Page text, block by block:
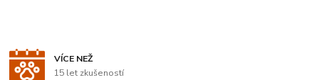
VÍCE NEŽ
15 let zkušeností